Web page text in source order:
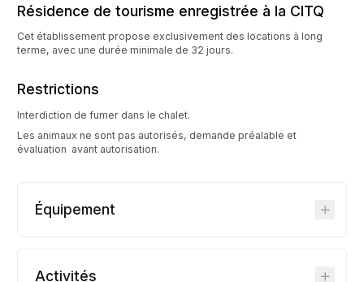
Résidence de tourisme enregistrée à la CITQ
Cet établissement propose exclusivement des locations à long
terme, avec une durée minimale de 32 jours.
Restrictions
Interdiction de fumer dans le chalet.
Les animaux ne sont pas autorisés, demande préalable et
évaluation avant autorisation.
Équipement
Activités